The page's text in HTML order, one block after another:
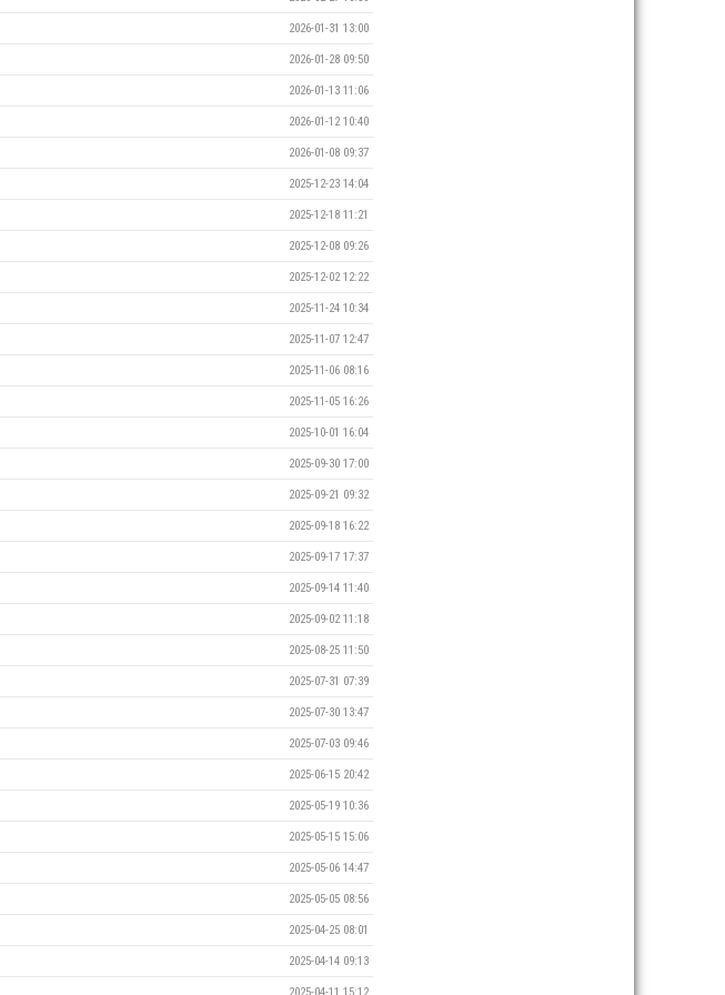
2026-01-31 13:00
2026-01-28 09:50
2026-01-13 11:06
2026-01-12 10:40
2026-01-08 09:37
2025-12-23 14:04
2025-12-18 11:21
2025-12-08 09:26
2025-12-02 12:22
2025-11-24 10:34
2025-11-07 12:47
2025-11-06 08:16
2025-11-05 16:26
2025-10-01 16:04
2025-09-30 17:00
2025-09-21 09:32
2025-09-18 16:22
2025-09-17 17:37
2025-09-14 11:40
2025-09-02 11:18
2025-08-25 11:50
2025-07-31 07:39
2025-07-30 13:47
2025-07-03 09:46
2025-06-15 20:42
2025-05-19 10:36
2025-05-15 15:06
2025-05-06 14:47
2025-05-05 08:56
2025-04-25 08:01
2025-04-14 09:13